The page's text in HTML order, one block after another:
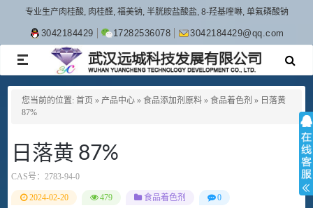
专业生产肉桂酸, 肉桂醛, 福美钠, 半胱胺盐酸盐, 8-羟基喹啉, 单氟磷酸钠
3042184429 17282536078 3042184429@qq.com
TOGGLE
NAVIGATION
您当前的位置: 首页 » 产品中心 » 食品添加剂原料 » 食品着色剂 » 日落黄
87%
日落黄 87%
CAS号： 2783-94-0
2024-02-20 479 食品着色剂 0